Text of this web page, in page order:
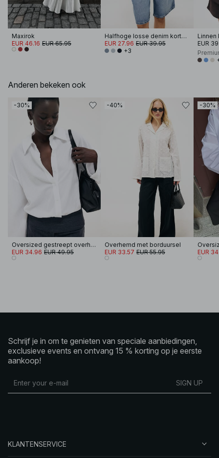
Maxirok
EUR 46.16 EUR 65.95
Halfhoge losse denim korte broek
EUR 27.96 EUR 39.95
+3
EUR
Anderen bekeken ook
-30%
Oversized gestreept overhemd
EUR 34.96 EUR 49.95
-40%
Overhemd met borduursel
EUR 33.57 EUR 55.95
-30%
EUR
Schrijf je in om te genieten van speciale aanbiedingen,
exclusieve events en ontvang 15 % korting op je eerste
aankoop!
SIGN UP
KLANTENSERVICE